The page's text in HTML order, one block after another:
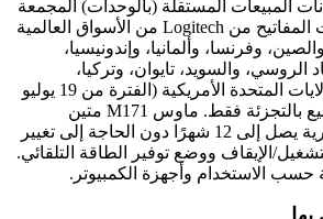
المبيعات المستقلة (بالوحدات) المجمعة
لأجهزة الماوس ولوحات المفاتيح من Logitech من الأسواق العالمية
وفرنسا، وألمانيا، وإندونيسيا،
الروسي، والسويد، تايوان، وتركيا،
والمملكة المتحدة، والولايات المتحدة الأمريكية (الفترة من 19 يوليو
إلى 20 يوليو). قنوات البيع بالتجزئة فقط. ماوس M171 متين
وموثوق, يوفر عمر بطارية يصل إلى 12 شهرًا دون الحاجة إلى تغيير
الإيقاف ووضع توفير الطاقة التلقائي.
حسب الاستخدام وأجهزة الكمبيوتر.